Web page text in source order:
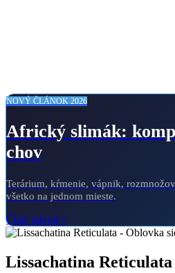
NOVÝ ČLÁNOK 2026
Africký slimák:
chov
Terárium, kŕmenie, vápnik,
všetko na jednom mieste.
Čítať návod »
Lissachatina Reticulata